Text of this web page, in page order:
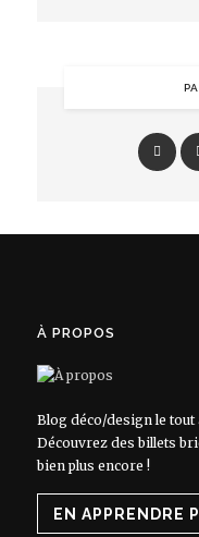
À PROPOS
Blog déco/design le
Découvrez des billets
bien plus encore !
EN APPRENDRE